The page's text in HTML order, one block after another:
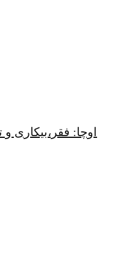
اوچا: فقر،بیکاری